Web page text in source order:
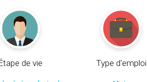
de vie Type d'emploi